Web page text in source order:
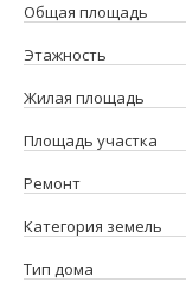
Общая площадь
Этажность
Жилая площадь
Площадь участка
Ремонт
Категория земель
Тип дома